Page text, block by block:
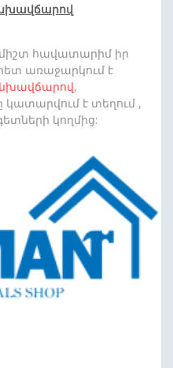
միշտ հավատարիմ իր
առաջարկում է
,
է տեղում ,
կողմից: